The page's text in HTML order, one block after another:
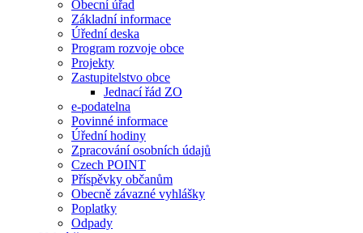
Obecní úřad
Základní informace
Úřední deska
Program rozvoje obce
Projekty
Zastupitelstvo obce
Jednací řád ZO
e-podatelna
Povinné informace
Úřední hodiny
Zpracování osobních údajů
Czech POINT
Příspěvky občanům
Obecně závazné vyhlášky
Poplatky
Odpady